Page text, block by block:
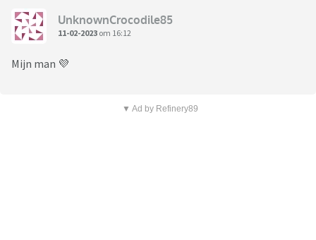
UnknownCrocodile85
11-02-2023 om 16:12
Mijn man 💜
▼ Ad by Refinery89